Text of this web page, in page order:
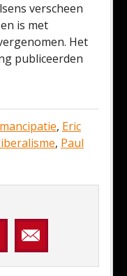
verscheen
is met
Het
publiceerden
, Eric
, Paul